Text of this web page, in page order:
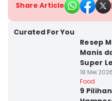
Share Article
Curated For You
Resep
Manis
Super
18 Mei
Food
9